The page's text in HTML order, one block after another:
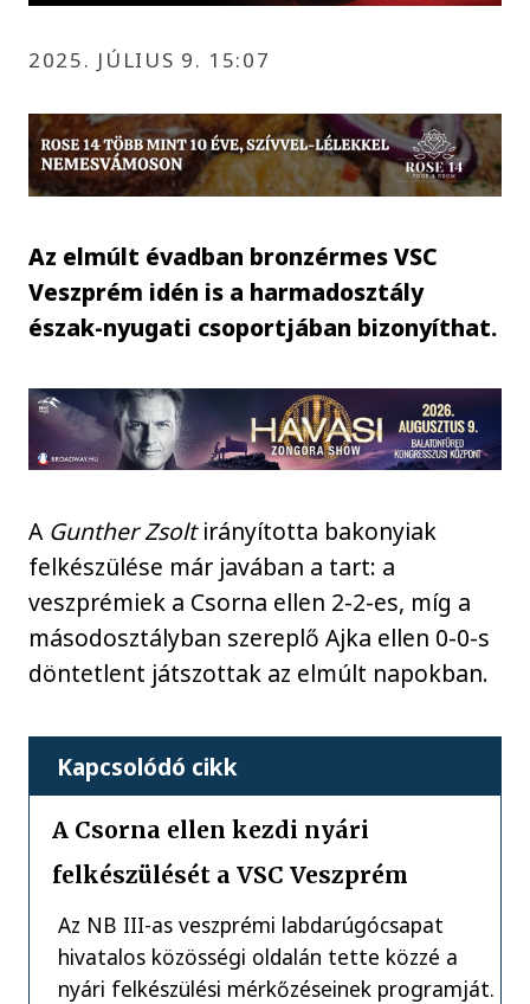
2025. JÚLIUS 9. 15:07
Az elmúlt évadban bronzérmes VSC
Veszprém idén is a harmadosztály
észak-nyugati csoportjában bizonyíthat.
A Gunther Zsoltirányította bakonyiak
felkészülése már javában a tart: a
veszprémiek a Csorna ellen 2-2-es, míg a
másodosztályban szereplő Ajka ellen 0-0-s
döntetlent játszottak az elmúlt napokban.
Kapcsolódó cikk
A Csorna ellen kezdi nyári
felkészülését a VSC Veszprém
Az NB III-as veszprémi labdarúgócsapat
hivatalos közösségi oldalán tette közzé a
nyári felkészülési mérkőzéseinek programját.